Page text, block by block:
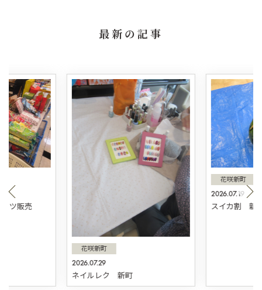
最新の記事
ーツ販売
2026.07.29
花咲新町
ネイルレク 新町
2026.07.19
花咲新町
スイカ割 新